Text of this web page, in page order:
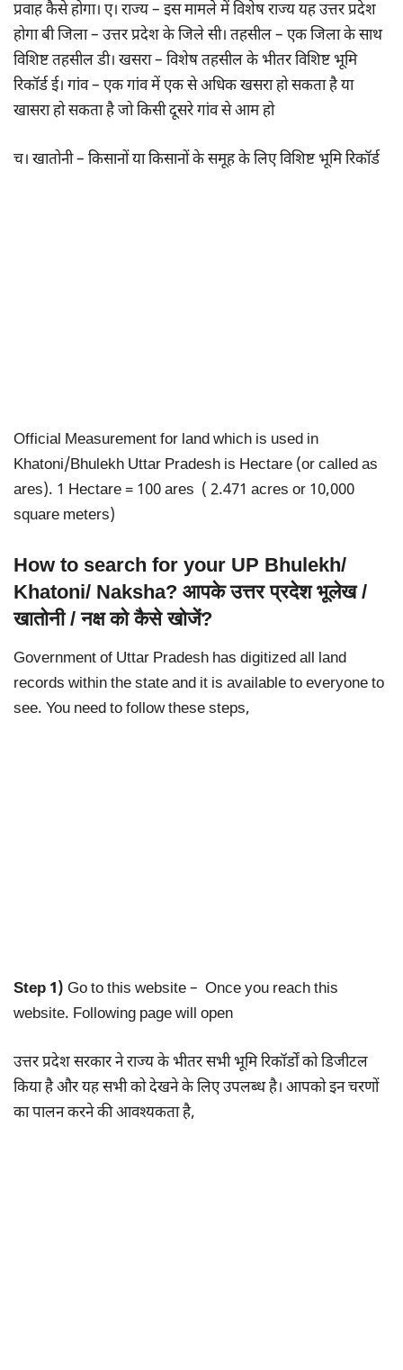
प्रवाह कैसे होगा। ए। राज्य – इस मामले में विशेष राज्य यह उत्तर प्रदेश
होगा बी जिला – उत्तर प्रदेश के जिले सी। तहसील – एक जिला के साथ
विशिष्ट तहसील डी। खसरा – विशेष तहसील के भीतर विशिष्ट भूमि
रिकॉर्ड ई। गांव – एक गांव में एक से अधिक खसरा हो सकता है या
खासरा हो सकता है जो किसी दूसरे गांव से आम हो
च। खातोनी – किसानों या किसानों के समूह के लिए विशिष्ट भूमि रिकॉर्ड
Official Measurement for land which is used in
Khatoni/Bhulekh Uttar Pradesh is Hectare (or called as
ares). 1 Hectare = 100 ares ( 2.471 acres or 10,000
square meters)
How to search for your UP Bhulekh/
Khatoni/ Naksha? आपके उत्तर प्रदेश भूलेख /
खातोनी / नक्ष को कैसे खोजें?
Government of Uttar Pradesh has digitized all land
records within the state and it is available to everyone to
see. You need to follow these steps,
Step 1) Go to this website – Once you reach this
website. Following page will open
उत्तर प्रदेश सरकार ने राज्य के भीतर सभी भूमि रिकॉर्डों को डिजीटल
किया है और यह सभी को देखने के लिए उपलब्ध है। आपको इन चरणों
का पालन करने की आवश्यकता है,